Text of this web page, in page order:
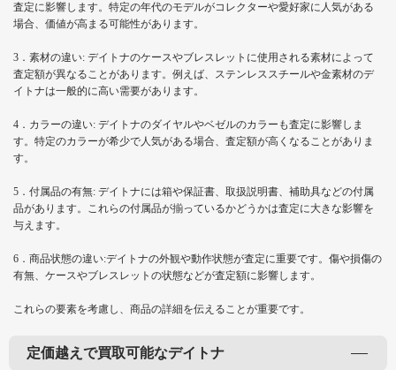
査定に影響します。特定の年代のモデルがコレクターや愛好家に人気がある
場合、価値が高まる可能性があります。
3．素材の違い: デイトナのケースやブレスレットに使用される素材によって
査定額が異なることがあります。例えば、ステンレススチールや金素材のデ
イトナは一般的に高い需要があります。
4．カラーの違い: デイトナのダイヤルやベゼルのカラーも査定に影響しま
す。特定のカラーが希少で人気がある場合、査定額が高くなることがありま
す。
5．付属品の有無: デイトナには箱や保証書、取扱説明書、補助具などの付属
品があります。これらの付属品が揃っているかどうかは査定に大きな影響を
与えます。
6．商品状態の違い:デイトナの外観や動作状態が査定に重要です。傷や損傷の
有無、ケースやブレスレットの状態などが査定額に影響します。
これらの要素を考慮し、商品の詳細を伝えることが重要です。
定価越えで買取可能なデイトナ